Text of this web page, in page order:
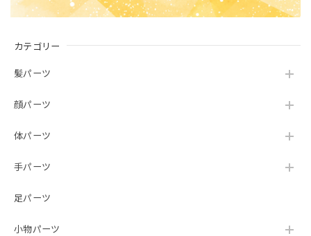
カテゴリー
髪パーツ
顔パーツ
体パーツ
手パーツ
足パーツ
小物パーツ